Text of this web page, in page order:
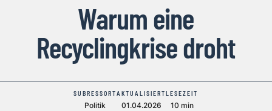
Warum eine
Recyclingkrise droht
SUBRESSORT
Politik
AKTUALISIERT
01.04.2026
LESEZEIT
10 min